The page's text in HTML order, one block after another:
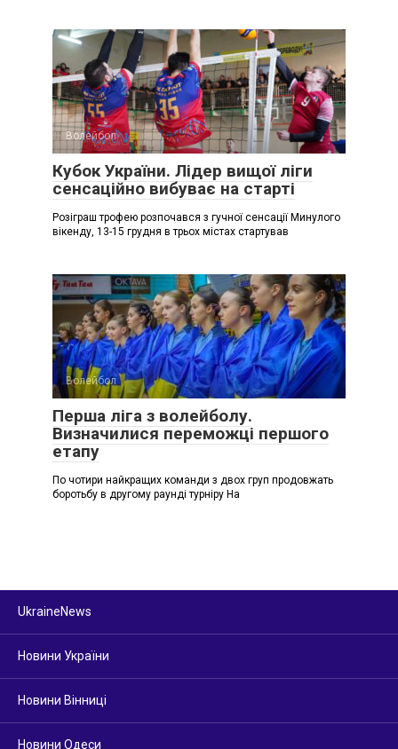
Волейбол
Кубок України. Лідер вищої ліги
сенсаційно вибуває на старті
Розіграш трофею розпочався з гучної сенсації Минулого
вікенду, 13-15 грудня в трьох містах стартував
Волейбол
Перша ліга з волейболу.
Визначилися переможці першого
етапу
По чотири найкращих команди з двох груп продовжать
боротьбу в другому раунді турніру На
UkraineNews
Новини України
Новини Вінниці
Новини Одеси